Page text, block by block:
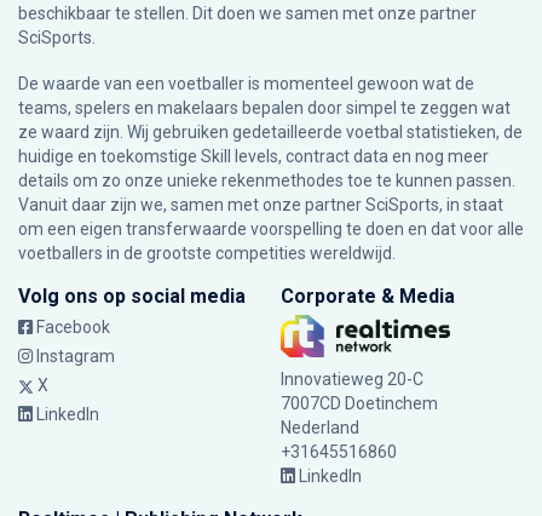
beschikbaar te stellen. Dit doen we samen met onze partner
SciSports
De waarde van een voetballer is momenteel gewoon wat de
teams, spelers en makelaars bepalen door simpel te zeggen wat
ze waard zijn. Wij gebruiken gedetailleerde voetbal statistieken, de
huidige en toekomstige Skill levels, contract data en nog meer
details om zo onze unieke rekenmethodes toe te kunnen passen.
Vanuit daar zijn we, samen met onze partner SciSports, in staat
om een eigen transferwaarde voorspelling te doen en dat voor alle
voetballers in de grootste competities wereldwijd.
Volg ons op social media
Facebook
Instagram
X
LinkedIn
Corporate & Media
Innovatieweg 20-C
7007CD Doetinchem
Nederland
+31645516860
LinkedIn